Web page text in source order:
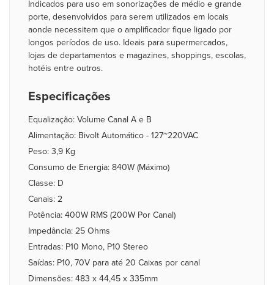
Indicados para uso em sonorizações de médio e grande
porte, desenvolvidos para serem utilizados em locais
aonde necessitem que o amplificador fique ligado por
longos períodos de uso. Ideais para supermercados,
lojas de departamentos e magazines, shoppings, escolas,
hotéis entre outros.
Especificações
Equalização: Volume Canal A e B
Alimentação: Bivolt Automático - 127~220VAC
Peso: 3,9 Kg
Consumo de Energia: 840W (Máximo)
Classe: D
Canais: 2
Potência: 400W RMS (200W Por Canal)
Impedância: 25 Ohms
Entradas: P10 Mono, P10 Stereo
Saídas: P10, 70V para até 20 Caixas por canal
Dimensões: 483 x 44,45 x 335mm